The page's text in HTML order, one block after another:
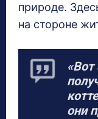
природе.
на стороне
«Вот
они